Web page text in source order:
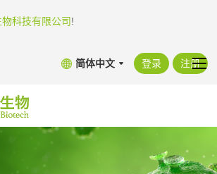
物科技有限公司!
简体中文 登录 注册